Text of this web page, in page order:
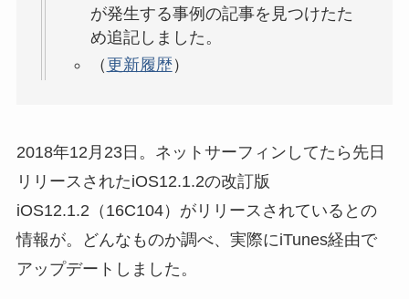
が発生する事例の記事を見つけたた
め追記しました。
（ 更新履歴）
2018年12月23日。ネットサーフィンしてたら先日
リリースされたiOS12.1.2の改訂版
iOS12.1.2（16C104）がリリースされているとの
情報が。どんなものか調べ、実際にiTunes経由で
アップデートしました。